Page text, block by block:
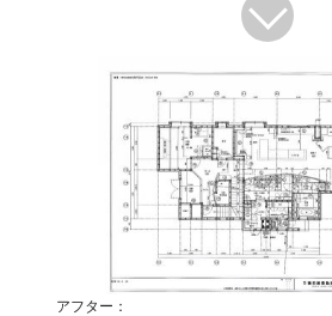
アフター：